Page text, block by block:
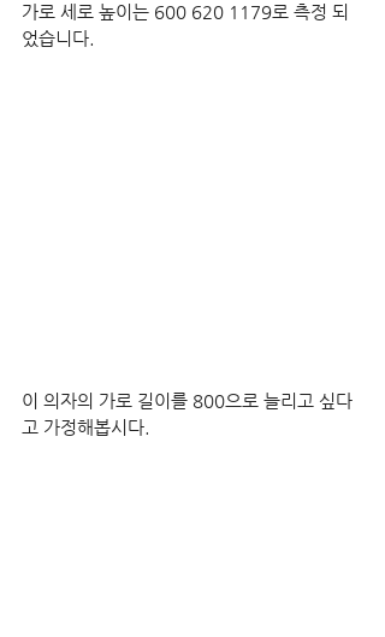
가로 세로 높이는 600 620 1179로 측정 되
었습니다.
이 의자의 가로 길이를 800으로 늘리고 싶다
고 가정해봅시다.